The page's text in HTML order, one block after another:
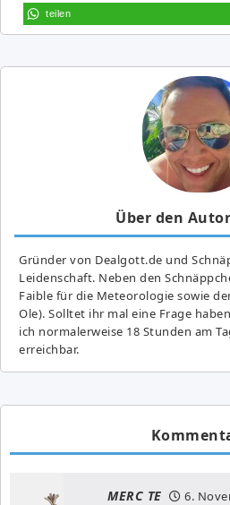
teilen
Über den
Gründer von Dealgott.de und
Leidenschaft. Neben den
Fai­ble für die Meteorologie sowie
Ole). Solltet ihr mal eine Frage
ich normalerweise 18 Stunden am
erreichbar.
MERC TE 6.